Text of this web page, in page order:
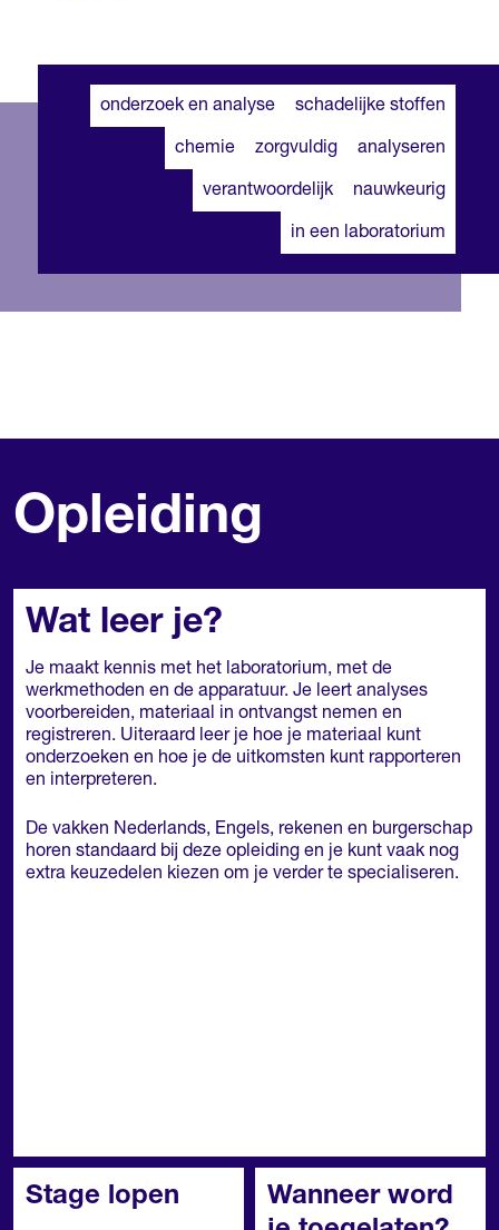
onderzoek en analyse schadelijke stoffen
chemie zorgvuldig analyseren
verantwoordelijk nauwkeurig
in een laboratorium
Opleiding
Wat leer je?
Je maakt kennis met het laboratorium, met de
werkmethoden en de apparatuur. Je leert analyses
voorbereiden, materiaal in ontvangst nemen en
registreren. Uiteraard leer je hoe je materiaal kunt
onderzoeken en hoe je de uitkomsten kunt rapporteren
en interpreteren.
De vakken Nederlands, Engels, rekenen en burgerschap
horen standaard bij deze opleiding en je kunt vaak nog
extra keuzedelen kiezen om je verder te specialiseren.
Stage lopen
Wanneer word